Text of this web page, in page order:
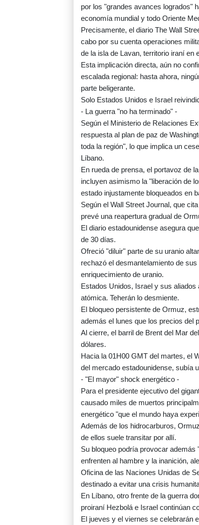
por los "grandes avances logrados"
economía mundial y todo Oriente
Precisamente, el diario The Wall
cabo por su cuenta operaciones
de la isla de Lavan, territorio iraní en
Esta implicación directa, aún no
escalada regional: hasta ahora,
parte beligerante.
Solo Estados Unidos e Israel
- La guerra "no ha terminado" -
Según el Ministerio de Relaciones
respuesta al plan de paz de
toda la región", lo que implica un
Líbano.
En rueda de prensa, el portavoz de
incluyen asimismo la "liberación de
estado injustamente bloqueados en
Según el Wall Street Journal, que
prevé una reapertura gradual de
El diario estadounidense asegura
de 30 días.
Ofreció "diluir" parte de su uranio
rechazó el desmantelamiento de
enriquecimiento de uranio.
Estados Unidos, Israel y sus
atómica. Teherán lo desmiente.
El bloqueo persistente de Ormuz,
además el lunes que los precios del
Al cierre, el barril de Brent del Mar
dólares.
Hacia la 01H00 GMT del martes, el
del mercado estadounidense, subía
- "El mayor" shock energético -
Para el presidente ejecutivo del
causado miles de muertos
energético "que el mundo haya
Además de los hidrocarburos,
de ellos suele transitar por allí.
Su bloqueo podría provocar
enfrenten al hambre y la inanición,
Oficina de las Naciones Unidas de
destinado a evitar una crisis
En Líbano, otro frente de la guerra
proiraní Hezbolá e Israel continúan
El jueves y el viernes se celebrarán